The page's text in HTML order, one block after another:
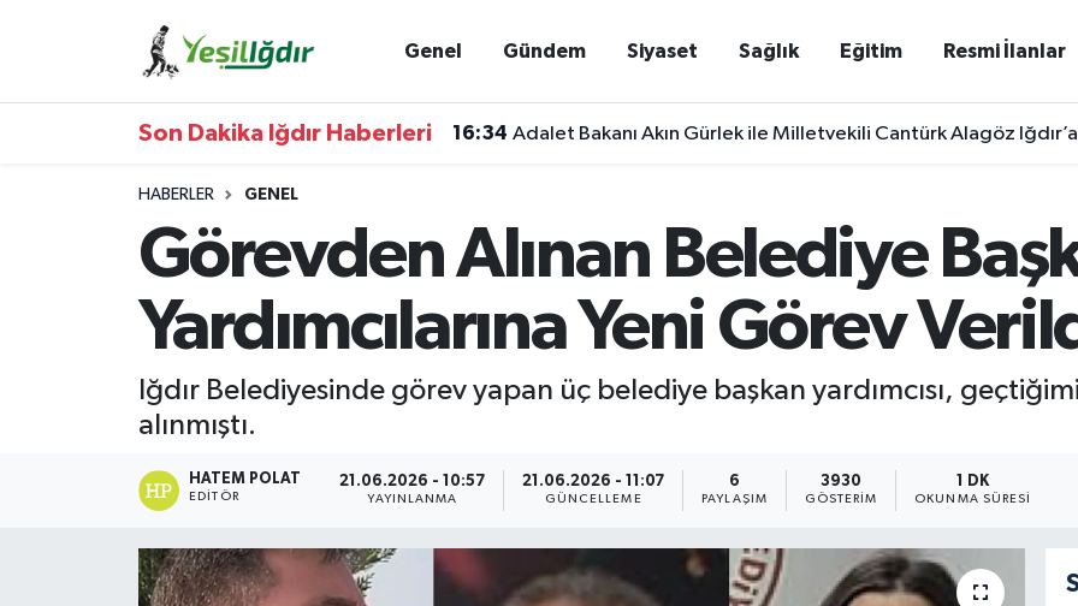
Genel Gündem Siyaset Sağlık Eğitim Resmi İlanlar
Son Dakika Iğdır Haberleri 16:34 Adalet Bakanı Akın Gürlek ile Milletvekili Cantürk Alagöz
HABERLER GENEL
Görevden Alınan Belediye
Yardımcılarına Yeni Görev
Iğdır Belediyesinde görev yapan üç belediye başkan yardımcısı,
alınmıştı.
HATEM POLAT
EDITÖR
21.06.2026 - 10:57
YAYINLANMA
21.06.2026 - 11:07
GÜNCELLEME
6
PAYLAŞIM
3930
GÖSTERIM
1 DK
OKUNMA SÜRESI
Iğdır Trafik Yoğunluk Haritası
Süper Lig Puan Durumu ve Fikstür
Tüm Manşetler